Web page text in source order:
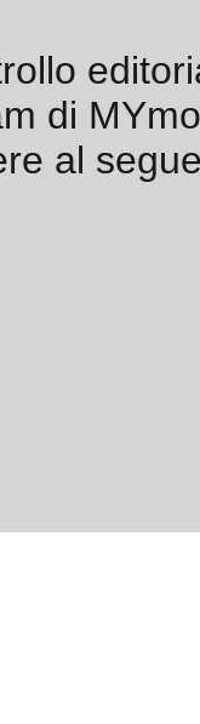
di
al